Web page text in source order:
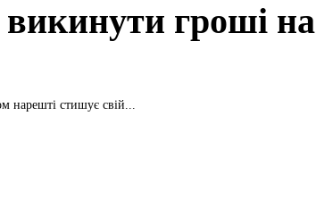
гроші на
нарешті стишує свій...